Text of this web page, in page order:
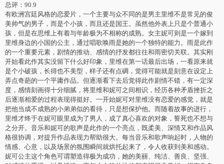
总评：90.9
有欧洲宫廷风格的恋爱片，一个主要与众不同的是男主里维不是常见的俊
美帅气的男子，而是个小孩，而且还是国王。虽然他外表上只是个普通小
孩，但是在思维上有着与年龄极为不相称的成熟。女主妮可则是一个嫁到
里维身边的小国的公主，通过唱歌唤雨是她的一个独特的能力。雨是此作
的一个重要元素，剧情的推动、感情的抒发都往往和雨密切关联。其实刚
开始看此作其实没留下什么好印象，里维在第一话最后出场，一看原来就
是个小破孩，长得也不美型，样子还有点碉，觉得可能就是刻意在设定上
弄点奇葩的一个平庸作品。但逐渐看下去后觉得此作剧情不错，有一定深
度，感情刻画得十分细腻，将里维和妮可之间相识，经历各种矛盾挫折之
后逐渐相爱的过程表现得挺好。一开始妮可对里维没有恋爱的感觉，就是
把他当成不成熟的小弟弟似的看待，只是想保护他。而随着故事的进行，
里维才终于在妮可眼里成为了男人，成了真心喜欢的对象，誓死也不想与
之分开。音乐和妮可的歌声是此作的一个亮点，既柔美、深情又和作品风
格很协调，对提升作品表现力帮助很大。每当音乐和歌声响起时，人物的
情感、心意，以及场景的氛围瞬间就烘托起来了，令人收获到美和感动。
妮可公主这个角色可谓塑造得极为成功，她的美丽、纯洁、善良、坚强、